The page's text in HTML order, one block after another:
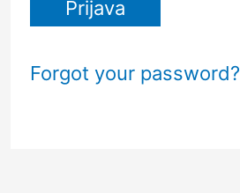
Forgot your password?